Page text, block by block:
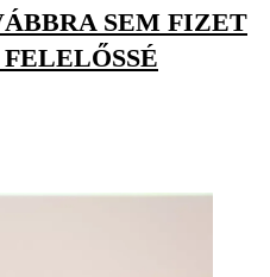
SEM FIZET